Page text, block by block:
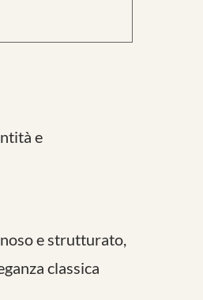
e
e strutturato,
classica